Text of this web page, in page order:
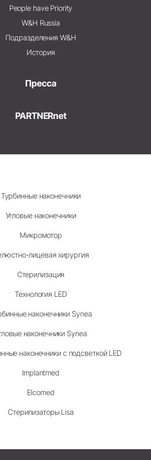
People have Priority
W&H Russia
Подразделения W&H
История
Пресса
PARTNERnet
Турбинные наконечники
Угловые наконечники
Микромотор
лицевая хирургия
Стерилизация
Технология LED
наконечники Synea
наконечники Synea
наконечники с подсветкой LED
Implantmed
Elcomed
Стерилизаторы Lisa